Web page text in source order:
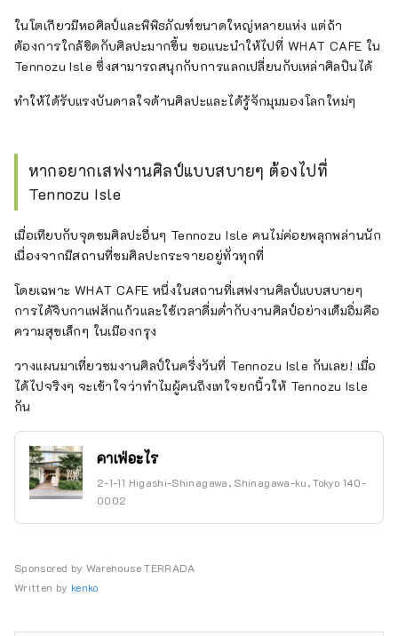
ในโตเกียวมีหอศิลป์และพิพิธภัณฑ์ขนาดใหญ่หลายแห่ง แต่ถ้า
ต้องการใกล้ชิดกับศิลปะมากขึ้น ขอแนะนำให้ไปที่ WHAT CAFE ใน
Tennozu Isle ซึ่งสามารถสนุกกับการแลกเปลี่ยนกับเหล่าศิลปินได้
ทำให้ได้รับแรงบันดาลใจด้านศิลปะและได้รู้จักมุมมองโลกใหม่ๆ
หากอยากเสฟงานศิลป์แบบสบายๆ ต้องไปที่
Tennozu Isle
เมื่อเทียบกับจุดชมศิลปะอื่นๆ Tennozu Isle คนไม่ค่อยพลุกพล่านนัก
เนื่องจากมีสถานที่ชมศิลปะกระจายอยู่ทั่วทุกที่
โดยเฉพาะ WHAT CAFE หนึ่งในสถานที่เสฟงานศิลป์แบบสบายๆ
การได้จิบกาแฟสักแก้วและใช้เวลาดื่มด่ำกับงานศิลป์อย่างเต็มอิ่มคือ
ความสุขเล็กๆ ในเมืองกรุง
วางแผนมาเที่ยวชมงานศิลป์ในครึ่งวันที่ Tennozu Isle กันเลย! เมื่อ
ได้ไปจริงๆ จะเข้าใจว่าทำไมผู้คนถึงเทใจยกนิ้วให้ Tennozu Isle
กัน
คาเฟ่อะไร
2-1-11 Higashi-Shinagawa, Shinagawa-ku, Tokyo 140-
0002
Sponsored by Warehouse TERRADA
Written by kenko